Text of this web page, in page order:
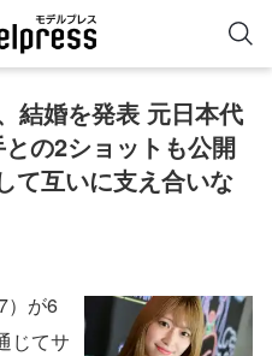
結婚を発表 元日本代
の2ショットも公開
て互いに支え合いな
）が6
じてサ